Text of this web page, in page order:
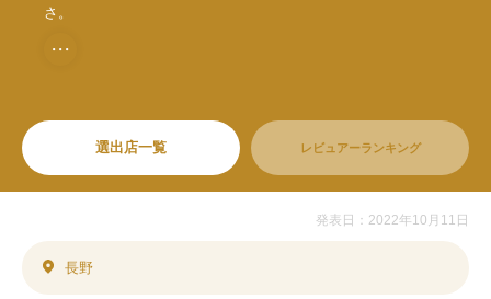
さ。
・・・
選出店一覧 レビュアーランキング
発表日：2022年10月11日
長野